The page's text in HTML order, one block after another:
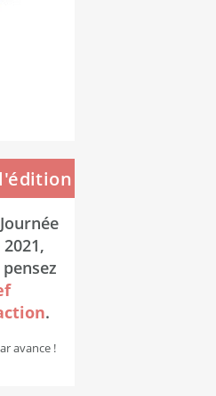
.
avance !